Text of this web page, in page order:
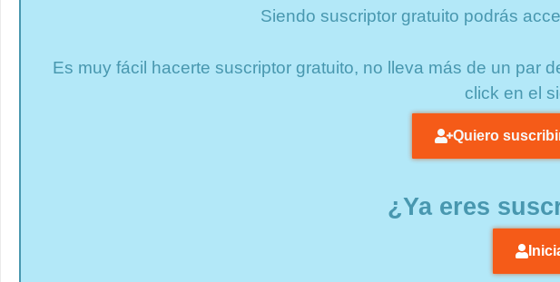
Siendo suscriptor gratuito podrás
Es muy fácil hacerte suscriptor gratuito, no lleva más de un par
click en el
Quiero
¿Ya eres